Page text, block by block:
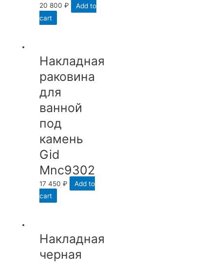
20 800₽
Add to
cart
Накладная
раковина
для
ванной
под
камень
Gid
Mnc9302
17 450₽
Add to
cart
Накладная
черная